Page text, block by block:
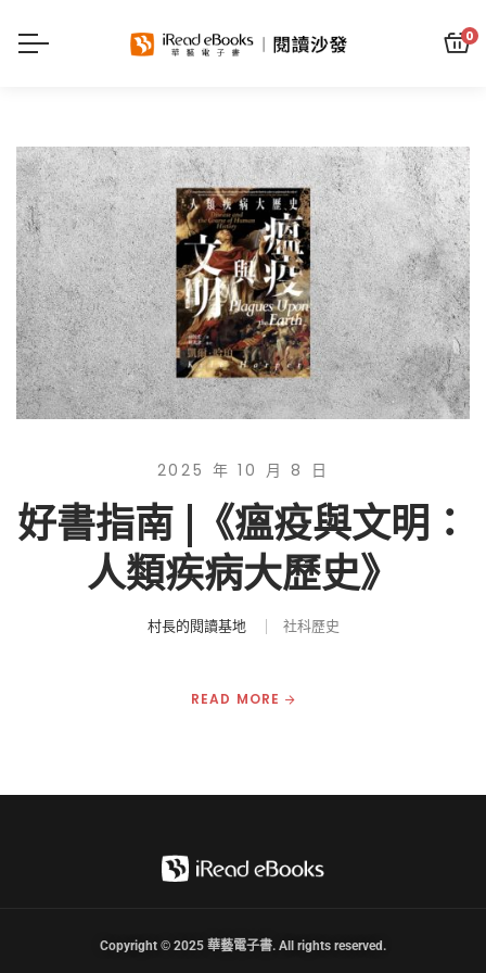
0
2025 年 10 月 8 日
好書指南 |《瘟疫與文明：
人類疾病大歷史》
村長的閱讀基地 社科歷史
READ MORE
Copyright © 2025 華藝電子書. All rights reserved.